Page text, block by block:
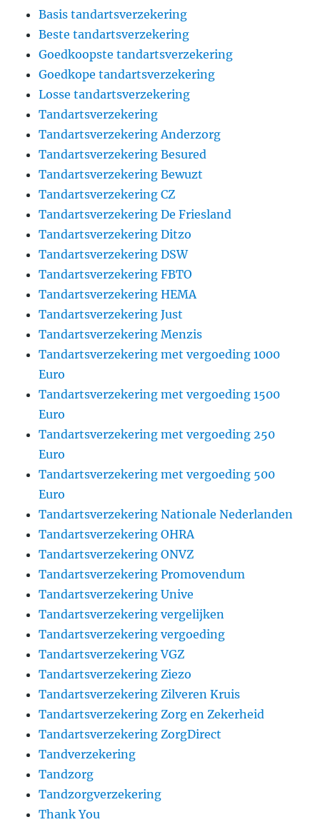
Basis tandartsverzekering
Beste tandartsverzekering
Goedkoopste tandartsverzekering
Goedkope tandartsverzekering
Losse tandartsverzekering
Tandartsverzekering
Tandartsverzekering Anderzorg
Tandartsverzekering Besured
Tandartsverzekering Bewuzt
Tandartsverzekering CZ
Tandartsverzekering De Friesland
Tandartsverzekering Ditzo
Tandartsverzekering DSW
Tandartsverzekering FBTO
Tandartsverzekering HEMA
Tandartsverzekering Just
Tandartsverzekering Menzis
Tandartsverzekering met vergoeding 1000
Euro
Tandartsverzekering met vergoeding 1500
Euro
Tandartsverzekering met vergoeding 250
Euro
Tandartsverzekering met vergoeding 500
Euro
Tandartsverzekering Nationale Nederlanden
Tandartsverzekering OHRA
Tandartsverzekering ONVZ
Tandartsverzekering Promovendum
Tandartsverzekering Unive
Tandartsverzekering vergelijken
Tandartsverzekering vergoeding
Tandartsverzekering VGZ
Tandartsverzekering Ziezo
Tandartsverzekering Zilveren Kruis
Tandartsverzekering Zorg en Zekerheid
Tandartsverzekering ZorgDirect
Tandverzekering
Tandzorg
Tandzorgverzekering
Thank You